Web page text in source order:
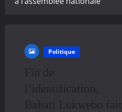
Politique
Fin de
l’identification,
Bahati Lukwebo fait